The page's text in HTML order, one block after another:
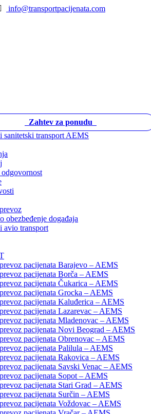
info@transportpacijenata.com
Zahtev za ponudu
sanitetski transport AEMS
obezbeđenje događaja
avio transport
pacijenata Barajevo – AEMS
pacijenata Borča – AEMS
pacijenata Čukarica – AEMS
pacijenata Grocka – AEMS
pacijenata Kaluđerica – AEMS
pacijenata Lazarevac – AEMS
pacijenata Mladenovac – AEMS
pacijenata Novi Beograd – AEMS
pacijenata Obrenovac – AEMS
pacijenata Palilula – AEMS
pacijenata Rakovica – AEMS
pacijenata Savski Venac – AEMS
pacijenata Sopot – AEMS
pacijenata Stari Grad – AEMS
pacijenata Surčin – AEMS
pacijenata Voždovac – AEMS